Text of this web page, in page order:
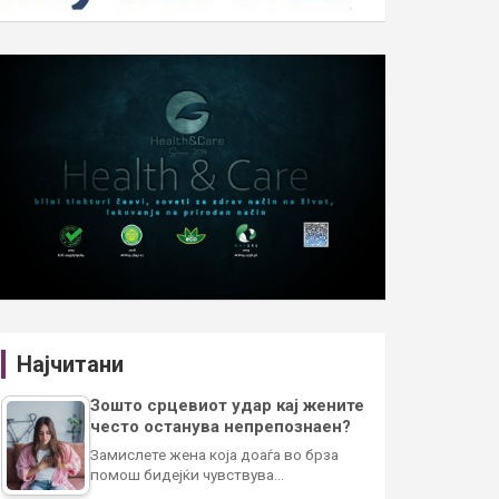
Најчитани
Зошто срцевиот удар кај жените
често останува непрепознаен?
Замислете жена која доаѓа во брза
помош бидејќи чувствува…